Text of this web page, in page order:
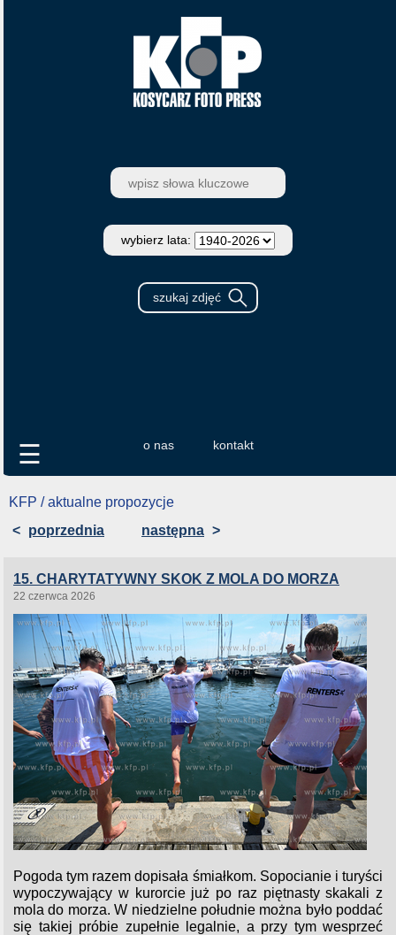
wybierz lata:
o nas kontakt
☰
KFP / aktualne propozycje
< poprzednia następna >
15. CHARYTATYWNY SKOK Z MOLA DO MORZA
22 czerwca 2026
Pogoda tym razem dopisała śmiałkom. Sopocianie i turyści
wypoczywający w kurorcie już po raz piętnasty skakali z
mola do morza. W niedzielne południe można było poddać
się takiej próbie zupełnie legalnie, a przy tym wesprzeć